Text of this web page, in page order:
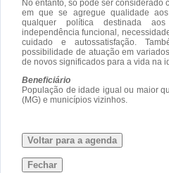
No entanto, só pode ser considerado
em que se agregue qualidade
qualquer política destinada
independência funcional,
cuidado e autossatisfação.
possibilidade de atuação em
de novos significados para a vida na
Beneficiário
População de idade igual ou maior
(MG) e municípios vizinhos.
Voltar para a agenda
Fechar